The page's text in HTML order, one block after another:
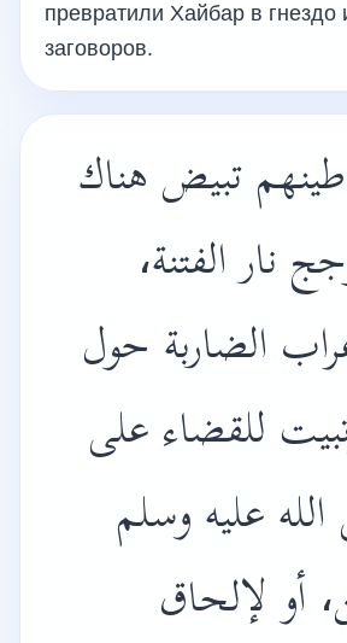
превратили Хайбар в гнездо
заговоров.
تبيض هناك
نار الفتنة،
الضاربة حول
للقضاء على
عليه وسلم
أو لإلحاق